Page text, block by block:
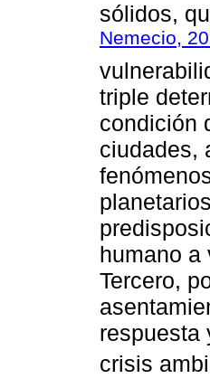
sólidos,
Nemecio,
triple
condición
ciudades,
humano a
Tercero,
respuesta
crisis